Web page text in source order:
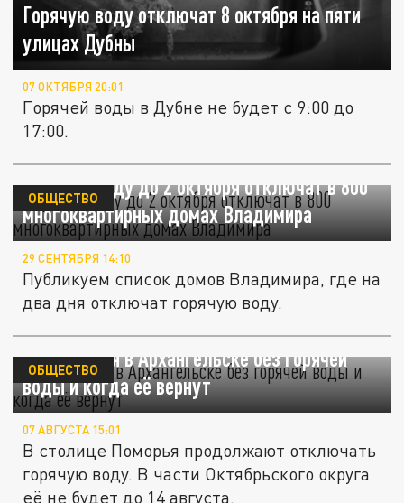
Горячую воду отключат 8 октября на пяти
улицах Дубны
07 ОКТЯБРЯ 20:01
Горячей воды в Дубне не будет с 9:00 до
17:00.
Горячую воду до 2 октября отключат в 800
многоквартирных домах Владимира
ОБЩЕСТВО
29 СЕНТЯБРЯ 14:10
Публикуем список домов Владимира, где на
два дня отключат горячую воду.
Кто остался в Архангельске без горячей
воды и когда её вернут
ОБЩЕСТВО
07 АВГУСТА 15:01
В столице Поморья продолжают отключать
горячую воду. В части Октябрьского округа
её не будет до 14 августа.